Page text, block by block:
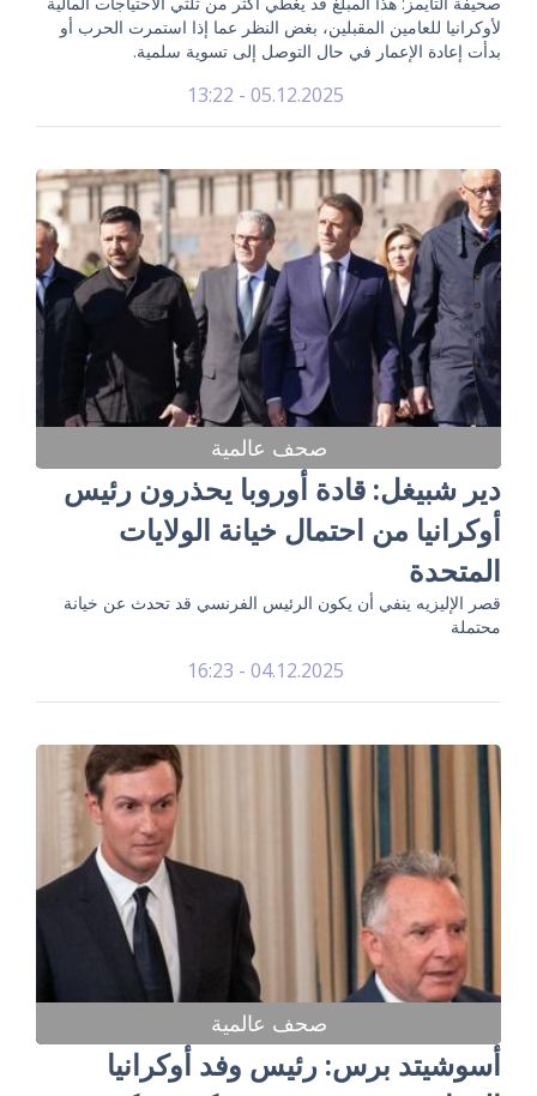
لأوكرانيا للعامين المقبلين، بغض النظر عما إذا استمرت الحرب أو
بدأت إعادة الإعمار في حال التوصل إلى تسوية سلمية.
05.12.2025 - 13:22
صحف عالمية
دير شبيغل: قادة أوروبا يحذرون رئيس
أوكرانيا من احتمال خيانة الولايات
المتحدة
قصر الإليزيه ينفي أن يكون الرئيس الفرنسي قد تحدث عن خيانة
محتملة
04.12.2025 - 16:23
صحف عالمية
أسوشيتد برس: رئيس وفد أوكرانيا